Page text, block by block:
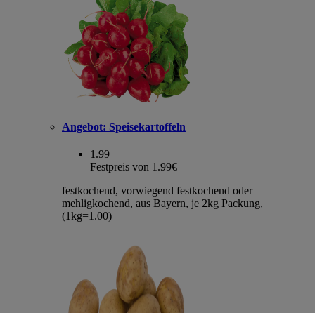
Angebot: Speisekartoffeln
1.99
Festpreis von 1.99€
festkochend, vorwiegend festkochend oder
mehligkochend, aus Bayern, je 2kg Packung,
(1kg=1.00)